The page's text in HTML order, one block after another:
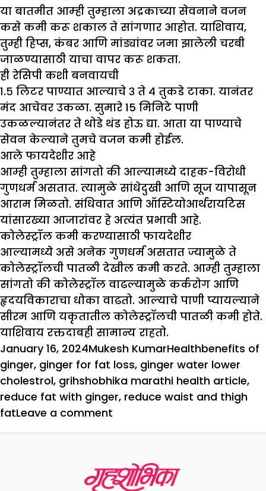
या बातमीत आम्‍ही तुम्‍हाला अद्रकाच्‍या सेवनाने वजन
कसे कमी करू शकाल ते सांगणार आहोत. याशिवाय,
तुम्ही हिप्स, कंबर आणि मांड्यांवर जमा झालेली चरबी
जाळण्यासाठी याचा वापर करू शकता.
ही रेसिपी कशी बनवायची
१.५ लिटर पाण्यात आल्याचे ३ ते ४ तुकडे टाका. यानंतर
मंद आचेवर उकळा. सुमारे 15 मिनिटे पाणी
उकळल्यानंतर ते थोडे थंड होऊ द्या. आता या पाण्याचे
सेवन केल्याने तुमचे वजन कमी होईल.
आले फायदेशीर आहे
आम्ही तुम्हाला सांगतो की आल्यामध्ये दाहक-विरोधी
गुणधर्म असतात. त्यामुळे सांधेदुखी आणि सूज यापासून
आराम मिळतो. संधिवात आणि ऑस्टियोआर्थरायटिस
यांसारख्या आजारांवर हे अत्यंत प्रभावी आहे.
कोलेस्ट्रॉल कमी करण्यासाठी फायदेशीर
आल्यामध्ये असे अनेक गुणधर्म असतात ज्यामुळे ते
कोलेस्ट्रॉलची पातळी देखील कमी करते. आम्ही तुम्हाला
सांगतो की कोलेस्ट्रॉल वाढल्यामुळे कर्करोग आणि
हृदयविकाराचा धोका वाढतो. आल्याचे पाणी प्यायल्याने
सीरम आणि यकृतातील कोलेस्ट्रॉलची पातळी कमी होते.
याशिवाय रक्तदाबही सामान्य राहतो.
Posted
on
January 16, 2024Author
Mukesh KumarCategories
HealthTags
benefits of
ginger, ginger for fat loss, ginger water lower
cholestrol, grihshobhika marathi health article,
reduce fat with ginger, reduce waist and thigh
fatLeave a comment
कंबर
आणि